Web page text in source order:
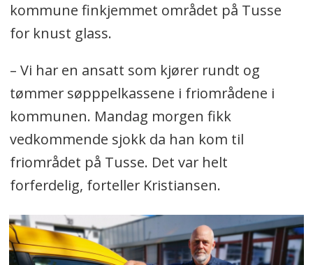
kommune finkjemmet området på Tusse
for knust glass.
– Vi har en ansatt som kjører rundt og
tømmer søpppelkassene i friområdene i
kommunen. Mandag morgen fikk
vedkommende sjokk da han kom til
friområdet på Tusse. Det var helt
forferdelig, forteller Kristiansen.